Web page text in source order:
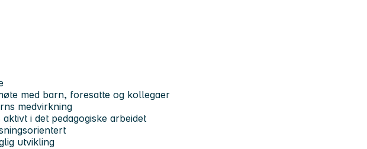
med barn, foresatte og kollegaer
medvirkning
i det pedagogiske arbeidet
utvikling